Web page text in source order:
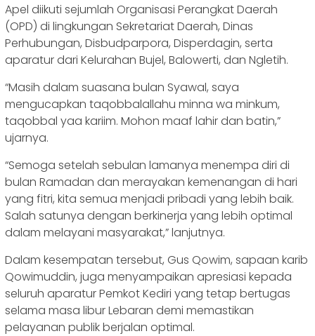
Apel diikuti sejumlah Organisasi Perangkat Daerah
(OPD) di lingkungan Sekretariat Daerah, Dinas
Perhubungan, Disbudparpora, Disperdagin, serta
aparatur dari Kelurahan Bujel, Balowerti, dan Ngletih.
“Masih dalam suasana bulan Syawal, saya
mengucapkan taqobbalallahu minna wa minkum,
taqobbal yaa kariim. Mohon maaf lahir dan batin,”
ujarnya.
“Semoga setelah sebulan lamanya menempa diri di
bulan Ramadan dan merayakan kemenangan di hari
yang fitri, kita semua menjadi pribadi yang lebih baik.
Salah satunya dengan berkinerja yang lebih optimal
dalam melayani masyarakat,” lanjutnya.
Dalam kesempatan tersebut, Gus Qowim, sapaan karib
Qowimuddin, juga menyampaikan apresiasi kepada
seluruh aparatur Pemkot Kediri yang tetap bertugas
selama masa libur Lebaran demi memastikan
pelayanan publik berjalan optimal.